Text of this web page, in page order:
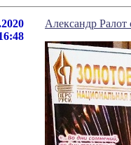
Александр Ралот